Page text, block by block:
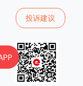
投诉建议